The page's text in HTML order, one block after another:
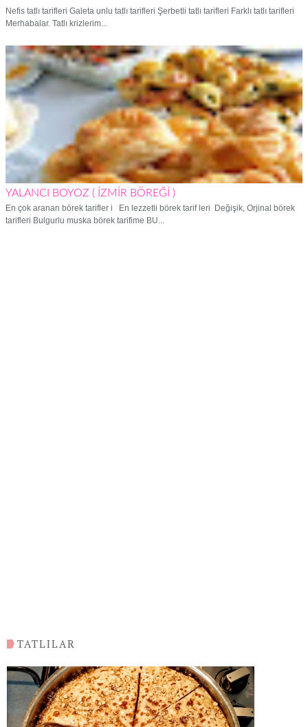
Nefis tatlı tarifleri Galeta unlu tatlı tarifleri Şerbetli tatlı tarifleri Farklı tatlı tarifleri
Merhabalar. Tatlı krizlerim...
YALANCI BOYOZ ( İZMİR BÖREĞİ )
En çok aranan börek tarifler i En lezzetli börek tarif leri Değişik, Orjinal börek
tarifleri Bulgurlu muska börek tarifime BU...
TATLILAR